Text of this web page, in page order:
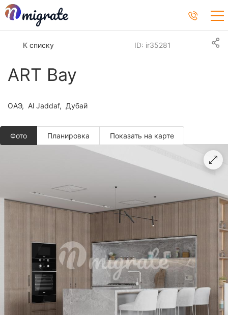
К списку
ART Bay
ID: ir35281
ОАЭ Al Jaddaf Дубай
Фото Планировкa Показать на карте